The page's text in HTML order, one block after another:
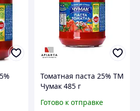
Томатная паста 25% ТМ
Чумак 485 г
Готово к отправке